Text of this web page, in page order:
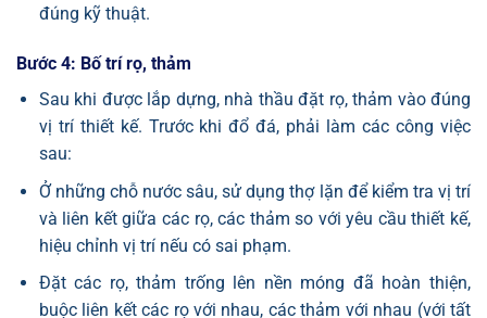
đúng kỹ thuật.
Bước 4: Bố trí rọ, thảm
Sau khi được lắp dựng, nhà thầu đặt rọ, thảm vào đúng
vị trí thiết kế. Trước khi đổ đá, phải làm các công việc
sau:
Ở những chỗ nước sâu, sử dụng thợ lặn để kiểm tra vị trí
và liên kết giữa các rọ, các thảm so với yêu cầu thiết kế,
hiệu chỉnh vị trí nếu có sai phạm.
Đặt các rọ, thảm trống lên nền móng đã hoàn thiện,
buộc liên kết các rọ với nhau, các thảm với nhau (với tất